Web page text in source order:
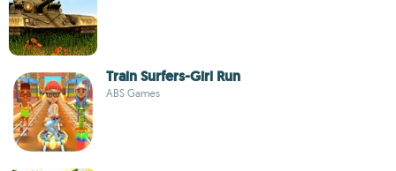
Train Surfers-Girl Run
ABS Games